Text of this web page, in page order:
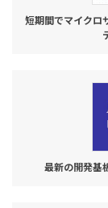
短期間でマイクロ
最新の開発基